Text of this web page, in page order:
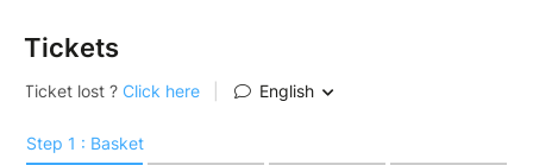
et prêts à devenir pleinement les hommes que Dieu
vous appelle à être.
Les places étant limitées, nous vous invitons à vous
souhaitez inviter.
Tickets